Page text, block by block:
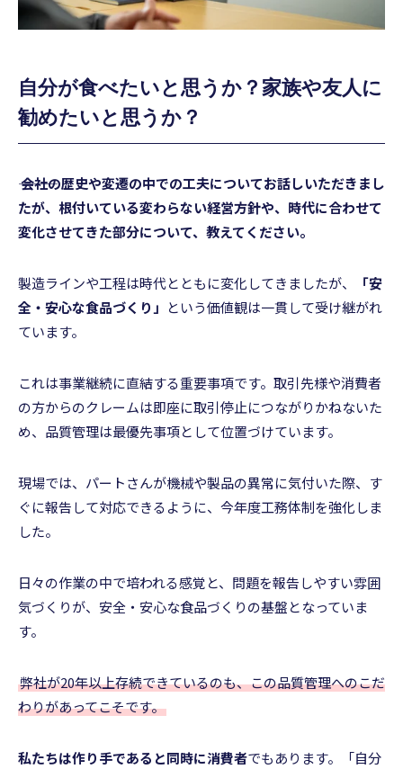
自分が食べたいと思うか？家族や友人に
勧めたいと思うか？
――― 会社の歴史や変遷の中での工夫についてお話しいただきまし
たが、根付いている変わらない経営方針や、時代に合わせて
変化させてきた部分について、教えてください。
製造ラインや工程は時代とともに変化してきましたが、
「安
全・安心な食品づくり」 という価値観は一貫して受け継がれ
ています。
これは事業継続に直結する重要事項です。取引先様や消費者
の方からのクレームは即座に取引停止につながりかねないた
め、品質管理は最優先事項として位置づけています。
現場では、パートさんが機械や製品の異常に気付いた際、す
ぐに報告して対応できるように、今年度工務体制を強化しま
した。
日々の作業の中で培われる感覚と、問題を報告しやすい雰囲
気づくりが、安全・安心な食品づくりの基盤となっていま
す。
弊社が20年以上存続できているのも、この品質管理へのこだ
わりがあってこそです。
私たちは作り手であると同時に消費者でもあります。「自分